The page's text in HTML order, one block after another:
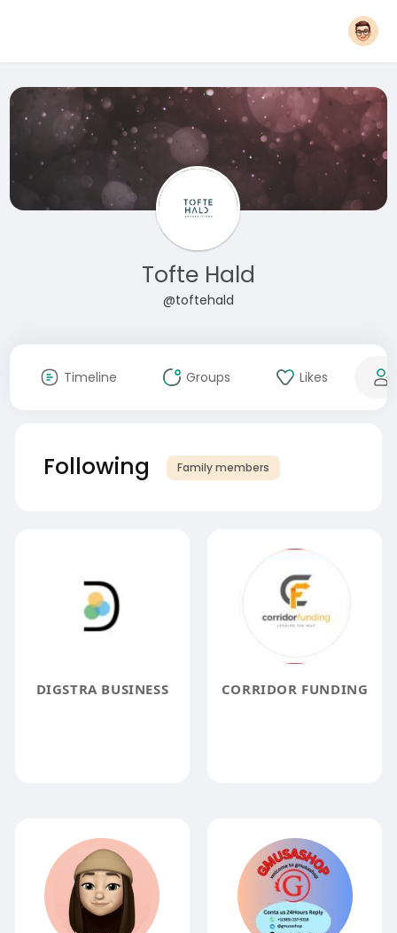
Tofte Hald
@toftehald
Timeline Groups Likes
Following Family members
DIGSTRA BUSINESS CORRIDOR FUNDING